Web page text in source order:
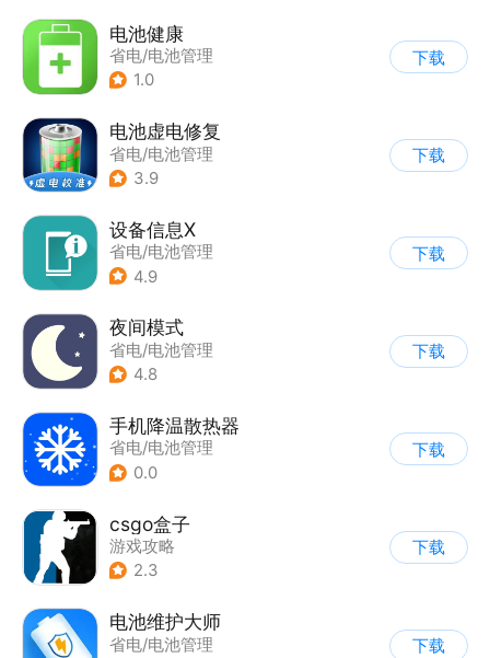
电池健康
省电/电池管理
1.0
下载
电池虚电修复
省电/电池管理
3.9
下载
设备信息X
省电/电池管理
4.9
下载
夜间模式
省电/电池管理
4.8
下载
手机降温散热器
省电/电池管理
0.0
下载
csgo盒子
游戏攻略
2.3
下载
电池维护大师
省电/电池管理
下载